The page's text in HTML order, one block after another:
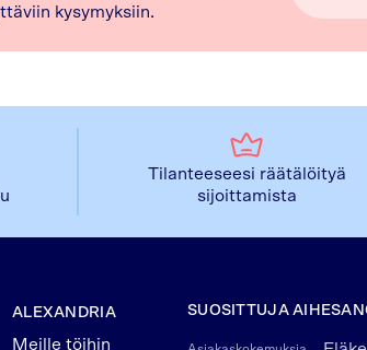
kysymyksiin.
Tilanteeseesi räätälöityä
sijoittamista
ALEXANDRIA
Meille töihin
SUOSITTUJA